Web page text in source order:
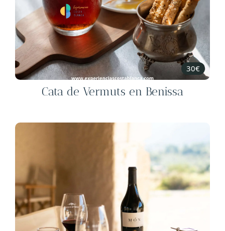
30€
Cata de Vermuts en Benissa